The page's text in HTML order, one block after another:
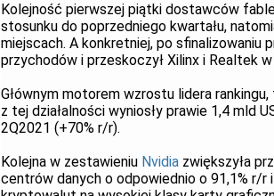
Kolejność pierwszej piątki dostawców
stosunku do poprzedniego kwartału,
miejscach. A konkretniej, po sfinalizowaniu
przychodów i przeskoczył Xilinx i Realtek
Głównym motorem wzrostu lidera rankingu,
z tej działalności wyniosły prawie 1,4 mld
2Q2021 (+70% r/r).
Kolejna w zestawieniu Nvidia zwiększyła
centrów danych o odpowiednio o 91,1% r/